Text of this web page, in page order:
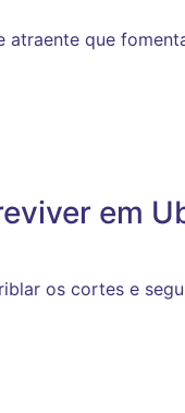
atraente que
em
os cortes e